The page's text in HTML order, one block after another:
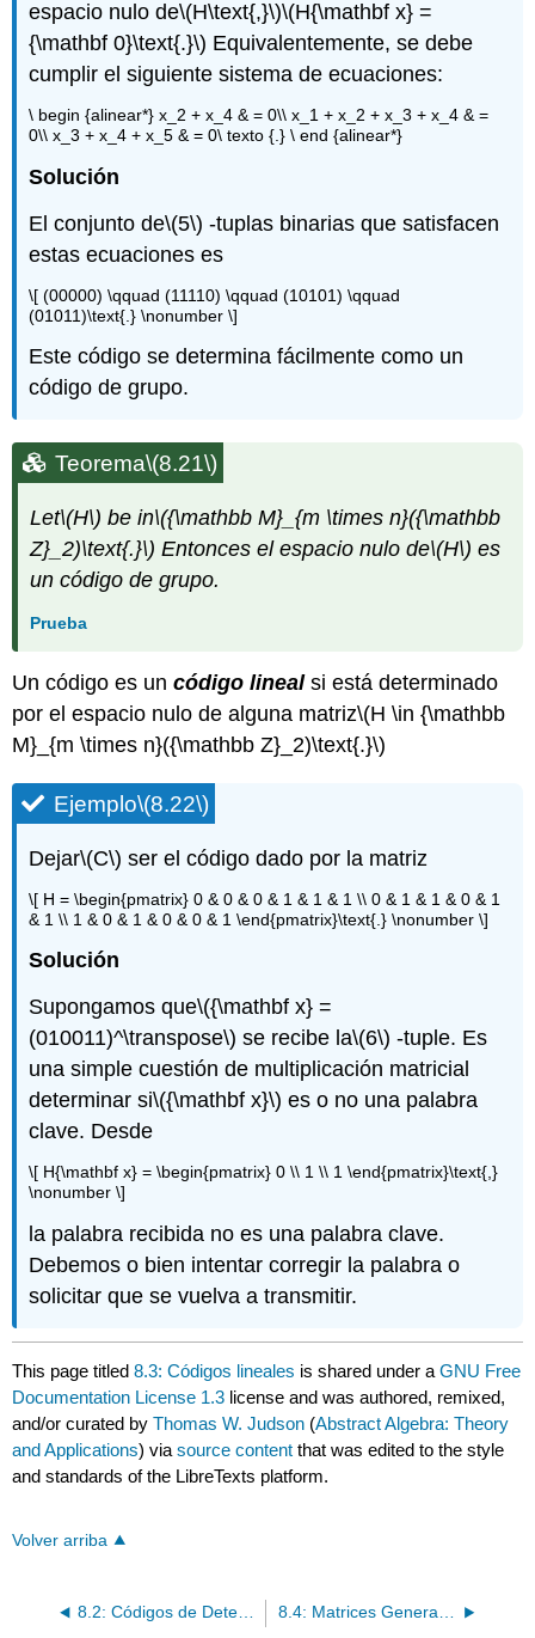
espacio nulo de\(H\text{,}\)\(H{\mathbf x} =
{\mathbf 0}\text{.}\) Equivalentemente, se debe
cumplir el siguiente sistema de ecuaciones:
\ begin {alinear*} x_2 + x_4 & = 0\\ x_1 + x_2 + x_3 + x_4 & =
0\\ x_3 + x_4 + x_5 & = 0\ texto {.} \ end {alinear*}
Solución
El conjunto de\(5\) -tuplas binarias que satisfacen
estas ecuaciones es
\[ (00000) \qquad (11110) \qquad (10101) \qquad
(01011)\text{.} \nonumber \]
Este código se determina fácilmente como un
código de grupo.
Teorema\(8.21\)
Let\(H\) be in\({\mathbb M}_{m \times n}({\mathbb
Z}_2)\text{.}\) Entonces el espacio nulo de\(H\) es
un código de grupo.
Prueba
Un código es uncódigo linealsi está determinado
por el espacio nulo de alguna matriz\(H \in {\mathbb
M}_{m \times n}({\mathbb Z}_2)\text{.}\)
Ejemplo\(8.22\)
Dejar\(C\) ser el código dado por la matriz
\[ H = \begin{pmatrix} 0 & 0 & 0 & 1 & 1 & 1 \\ 0 & 1 & 1 & 0 & 1
& 1 \\ 1 & 0 & 1 & 0 & 0 & 1 \end{pmatrix}\text{.} \nonumber \]
Solución
Supongamos que\({\mathbf x} =
(010011)^\transpose\) se recibe la\(6\) -tuple. Es
una simple cuestión de multiplicación matricial
determinar si\({\mathbf x}\) es o no una palabra
clave. Desde
\[ H{\mathbf x} = \begin{pmatrix} 0 \\ 1 \\ 1 \end{pmatrix}\text{,}
\nonumber \]
la palabra recibida no es una palabra clave.
Debemos o bien intentar corregir la palabra o
solicitar que se vuelva a transmitir.
This page titled8.3: Códigos lineales is shared under aGNU Free
Documentation License 1.3 license and was authored, remixed,
and/or curated byThomas W. Judson (Abstract Algebra: Theory
and Applications) viasource content that was edited to the style
and standards of the LibreTexts platform.
Volver arriba
8.2: Códigos de Detección y Corrección de Errores 8.4: Matrices Generadoras y Comprobación de Paridad